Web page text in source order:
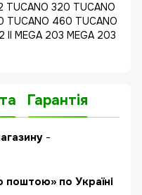
TUCANO 320 TUCANO
TUCANO 460 TUCANO
II MEGA 203 MEGA 203
Гарантія
-
по Україні